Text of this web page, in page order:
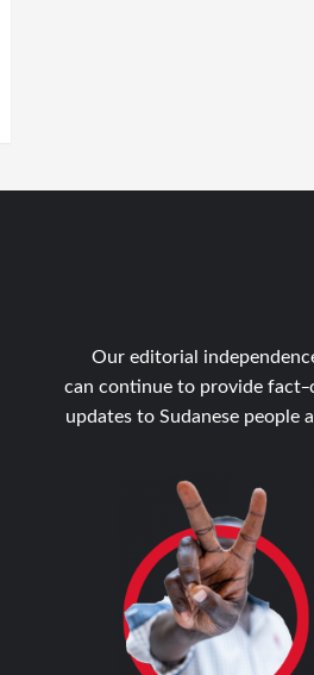
Our editorial
can continue to provide fact-
updates to Sudanese people